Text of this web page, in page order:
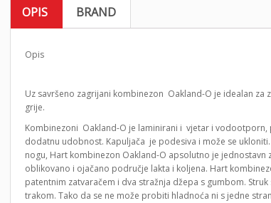
OPIS BRAND
Opis
Uz savršeno zagrijani kombinezon Oakland-O je idealan
grije.
Kombinezoni Oakland-O je laminirani i vjetar i
dodatnu udobnost. Kapuljača je podesiva i može se
nogu, Hart kombinezon Oakland-O apsolutno je
oblikovano i ojačano područje lakta i koljena. Hart
patentnim zatvaračem i dva stražnja džepa s gumbom.
trakom. Tako da se ne može probiti hladnoća ni s jedne